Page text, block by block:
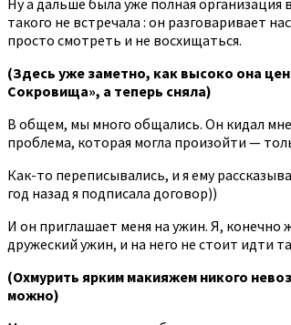
такого не встречала : он разговаривает
просто смотреть и не восхищаться.
(Здесь уже заметно, как высоко она
Сокровища», а теперь сняла)
В общем, мы много общались. Он кидал мне
проблема, которая могла произойти —
Как-то переписывались, и я ему
год назад я подписала договор))
И он приглашает меня на ужин. Я, конечно
дружеский ужин, и на него не стоит идти
(Охмурить ярким макияжем никого
можно)